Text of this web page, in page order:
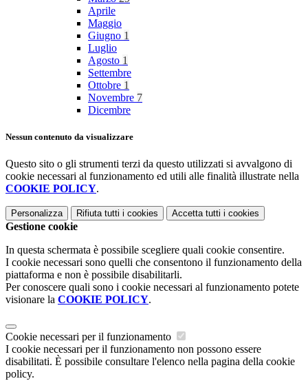
Aprile
Maggio
Giugno 1
Luglio
Agosto 1
Settembre
Ottobre 1
Novembre 7
Dicembre
Nessun contenuto da visualizzare
Questo sito o gli strumenti terzi da questo utilizzati si avvalgono di
cookie necessari al funzionamento ed utili alle finalità illustrate nella
COOKIE POLICY.
Personalizza Rifiuta tutti i cookies Accetta tutti i cookies
Gestione cookie
In questa schermata è possibile scegliere quali cookie consentire.
I cookie necessari sono quelli che consentono il funzionamento della
piattaforma e non è possibile disabilitarli.
Per conoscere quali sono i cookie necessari al funzionamento potete
visionare la COOKIE POLICY.
Cookie necessari per il funzionamento
I cookie necessari per il funzionamento non possono essere
disabilitati. È possibile consultare l'elenco nella pagina della cookie
policy.